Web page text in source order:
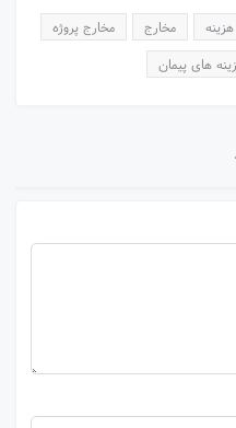
هزینه مخارج
مخارج پروژه
های پیمان